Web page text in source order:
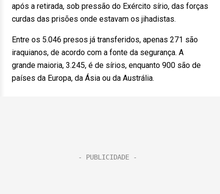
após a retirada, sob pressão do Exército sírio, das forças
curdas das prisões onde estavam os jihadistas.
Entre os 5.046 presos já transferidos, apenas 271 são
iraquianos, de acordo com a fonte da segurança. A
grande maioria, 3.245, é de sírios, enquanto 900 são de
países da Europa, da Ásia ou da Austrália.